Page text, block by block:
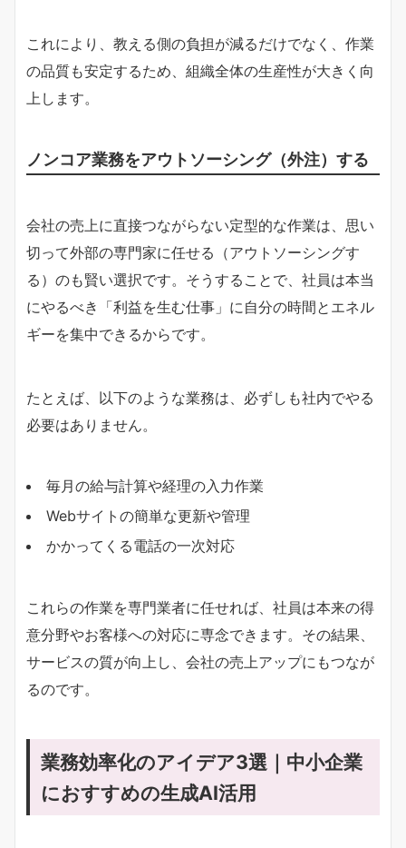
これにより、教える側の負担が減るだけでなく、作業
の品質も安定するため、組織全体の生産性が大きく向
上します。
ノンコア業務をアウトソーシング（外注）する
会社の売上に直接つながらない定型的な作業は、思い
切って外部の専門家に任せる（アウトソーシングす
る）のも賢い選択です。そうすることで、社員は本当
にやるべき「利益を生む仕事」に自分の時間とエネル
ギーを集中できるからです。
たとえば、以下のような業務は、必ずしも社内でやる
必要はありません。
毎月の給与計算や経理の入力作業
Webサイトの簡単な更新や管理
かかってくる電話の一次対応
これらの作業を専門業者に任せれば、社員は本来の得
意分野やお客様への対応に専念できます。その結果、
サービスの質が向上し、会社の売上アップにもつなが
るのです。
業務効率化のアイデア3選｜中小企業
におすすめの生成AI活用